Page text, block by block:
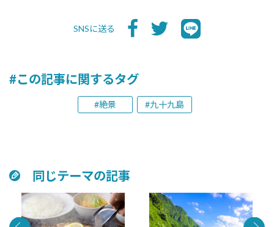
SNSに送る
#この記事に関するタグ
#絶景 #九十九島
同じテーマの記事